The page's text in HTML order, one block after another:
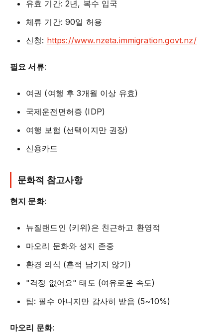
유효 기간: 2년, 복수 입국
체류 기간: 90일 허용
신청: https://www.nzeta.immigration.govt.nz/
필요 서류:
여권 (여행 후 3개월 이상 유효)
국제운전면허증 (IDP)
여행 보험 (선택이지만 권장)
신용카드
문화적 참고사항
현지 문화:
뉴질랜드인 (키위)은 친근하고 환영적
마오리 문화와 성지 존중
환경 의식 (흔적 남기지 않기)
"걱정 없어요" 태도 (여유로운 속도)
팁: 필수 아니지만 감사히 받음 (5~10%)
마오리 문화: